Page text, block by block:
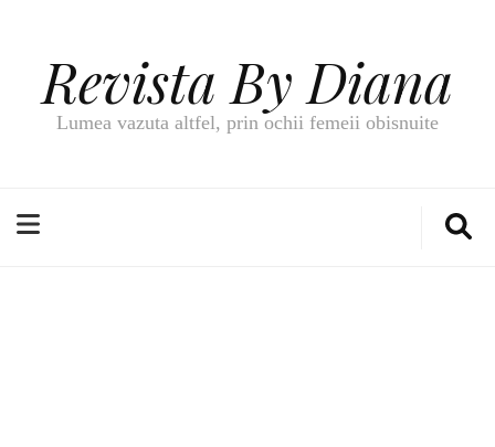
Revista By Diana
Lumea vazuta altfel, prin ochii femeii obisnuite